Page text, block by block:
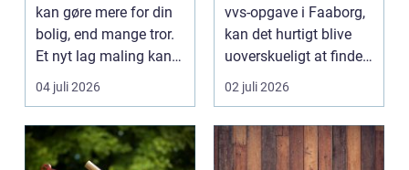
kan gøre mere for din
bolig, end mange tror.
Et nyt lag maling kan
lysne mørke...
04 juli 2026
vvs-opgave i Faaborg,
kan det hurtigt blive
uoverskueligt at finde
ud af, hvem du...
02 juli 2026